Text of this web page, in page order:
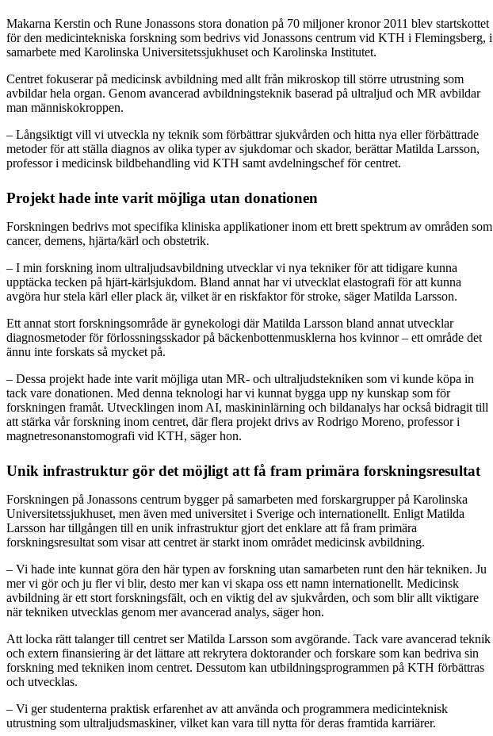
Makarna Kerstin och Rune Jonassons stora donation på 70 miljoner kronor 2011 blev startskottet
för den medicintekniska forskning som bedrivs vid Jonassons centrum vid KTH i Flemingsberg, i
samarbete med Karolinska Universitetssjukhuset och Karolinska Institutet.
Centret fokuserar på medicinsk avbildning med allt från mikroskop till större utrustning som
avbildar hela organ. Genom avancerad avbildningsteknik baserad på ultraljud och MR avbildar
man människokroppen.
– Långsiktigt vill vi utveckla ny teknik som förbättrar sjukvården och hitta nya eller förbättrade
metoder för att ställa diagnos av olika typer av sjukdomar och skador, berättar Matilda Larsson,
professor i medicinsk bildbehandling vid KTH samt avdelningschef för centret.
Projekt hade inte varit möjliga utan donationen
Forskningen bedrivs mot specifika kliniska applikationer inom ett brett spektrum av områden som
cancer, demens, hjärta/kärl och obstetrik.
– I min forskning inom ultraljudsavbildning utvecklar vi nya tekniker för att tidigare kunna
upptäcka tecken på hjärt-kärlsjukdom. Bland annat har vi utvecklat elastografi för att kunna
avgöra hur stela kärl eller plack är, vilket är en riskfaktor för stroke, säger Matilda Larsson.
Ett annat stort forskningsområde är gynekologi där Matilda Larsson bland annat utvecklar
diagnosmetoder för förlossningsskador på bäckenbottenmusklerna hos kvinnor – ett område det
ännu inte forskats så mycket på.
– Dessa projekt hade inte varit möjliga utan MR- och ultraljudstekniken som vi kunde köpa in
tack vare donationen. Med denna teknologi har vi kunnat bygga upp ny kunskap som för
forskningen framåt. Utvecklingen inom AI, maskininlärning och bildanalys har också bidragit till
att stärka vår forskning inom centret, där flera projekt drivs av Rodrigo Moreno, professor i
magnetresonanstomografi vid KTH, säger hon.
Unik infrastruktur gör det möjligt att få fram primära forskningsresultat
Forskningen på Jonassons centrum bygger på samarbeten med forskargrupper på Karolinska
Universitetssjukhuset, men även med universitet i Sverige och internationellt. Enligt Matilda
Larsson har tillgången till en unik infrastruktur gjort det enklare att få fram primära
forskningsresultat som visar att centret är starkt inom området medicinsk avbildning.
– Vi hade inte kunnat göra den här typen av forskning utan samarbeten runt den här tekniken. Ju
mer vi gör och ju fler vi blir, desto mer kan vi skapa oss ett namn internationellt. Medicinsk
avbildning är ett stort forskningsfält, och en viktig del av sjukvården, och som blir allt viktigare
när tekniken utvecklas genom mer avancerad analys, säger hon.
Att locka rätt talanger till centret ser Matilda Larsson som avgörande. Tack vare avancerad teknik
och extern finansiering är det lättare att rekrytera doktorander och forskare som kan bedriva sin
forskning med tekniken inom centret. Dessutom kan utbildningsprogrammen på KTH förbättras
och utvecklas.
– Vi ger studenterna praktisk erfarenhet av att använda och programmera medicinteknisk
utrustning som ultraljudsmaskiner, vilket kan vara till nytta för deras framtida karriärer.